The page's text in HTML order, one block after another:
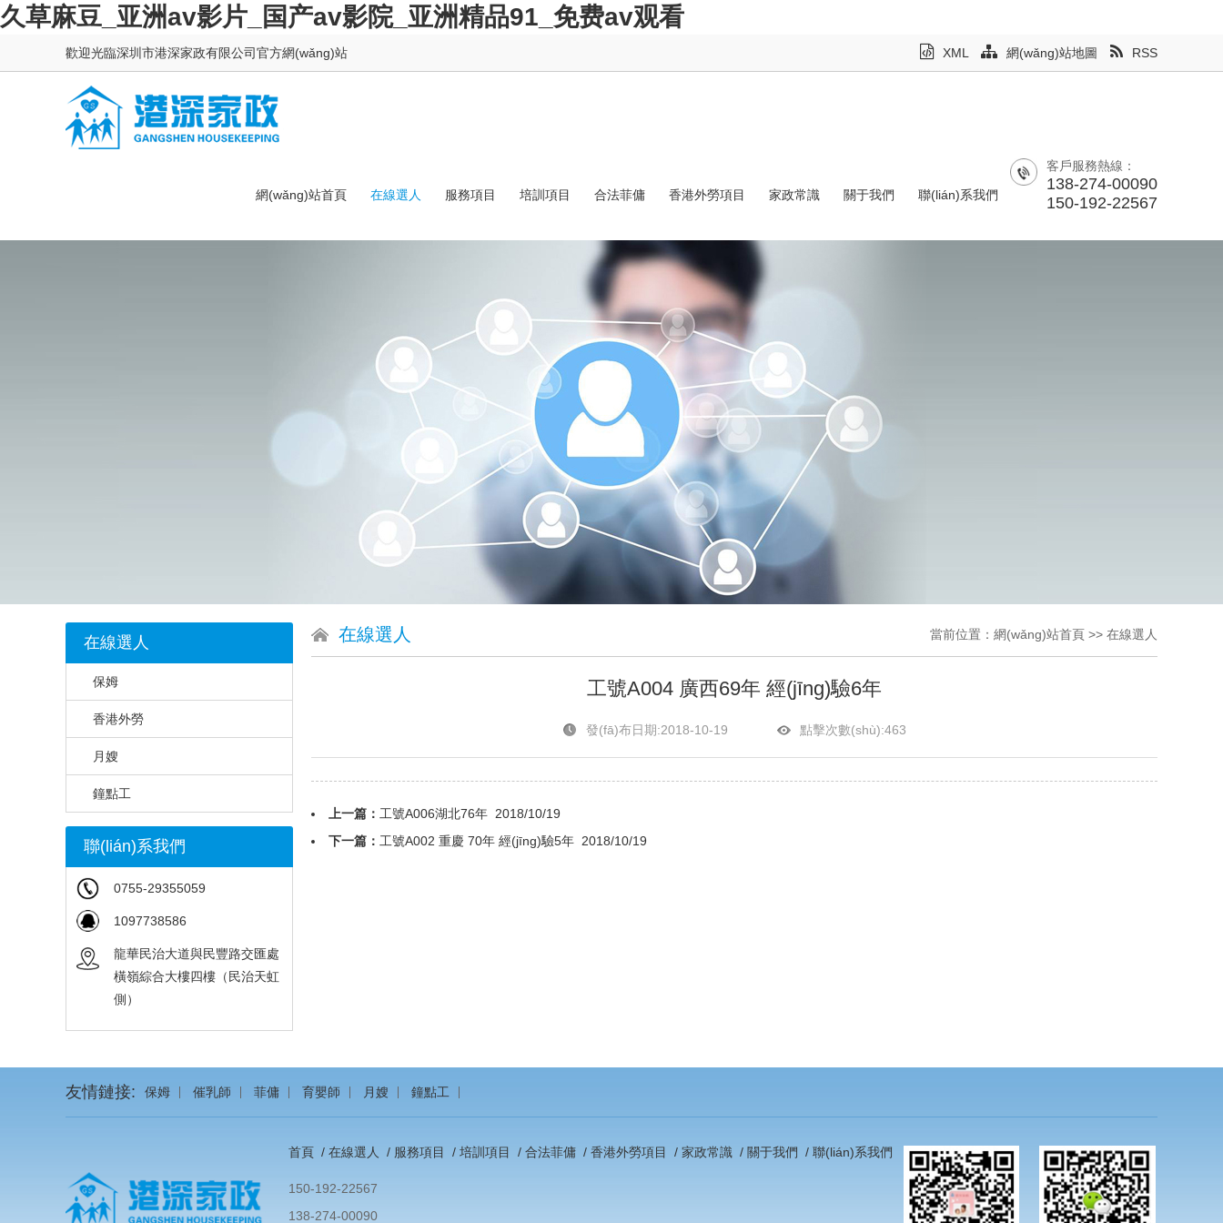
久草麻豆_亚洲av影片_国产av影院_亚洲精品91_免费av观看
歡迎光臨深圳市港深家政有限公司官方網(wǎng)站 XML 網(wǎng)站地圖 RSS
網(wǎng)站首頁 在線選人 服務項目 培訓項目 合法菲傭 香港外勞項目 家政常識 關于我們 聯(lián)系我們
客戶服務熱線：
138-274-00090
150-192-22567
在線選人
保姆
香港外勞
月嫂
鐘點工
聯(lián)系我們
0755-29355059
1097738586
龍華民治大道與民豐路交匯處
橫嶺綜合大樓四樓（民治天虹
側）
當前位置： 網(wǎng)站首頁 >> 在線選人
在線選人
工號A004 廣西69年 經(jīng)驗6年
發(fā)布日期:2018-10-19 點擊次數(shù):463
上一篇： 工號A006湖北76年 2018/10/19
下一篇： 工號A002 重慶 70年 經(jīng)驗5年 2018/10/19
友情鏈接: 保姆 催乳師 菲傭 育嬰師 月嫂 鐘點工
首頁 / 在線選人 / 服務項目 / 培訓項目 / 合法菲傭 / 香港外勞項目 / 家政常識 / 關于我們 / 聯(lián)系我們
150-192-22567
138-274-00090